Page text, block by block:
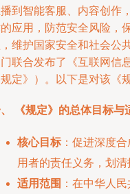
到智能客服、内容创作
应用，防范安全风险，
维护国家安全和社会公
联合发布了《互联网信
定》）。以下是对该《
《规定》的总体目标与
核心目标 ：促进深度
用者的责任义务，划清
适用范围 ：在中华人